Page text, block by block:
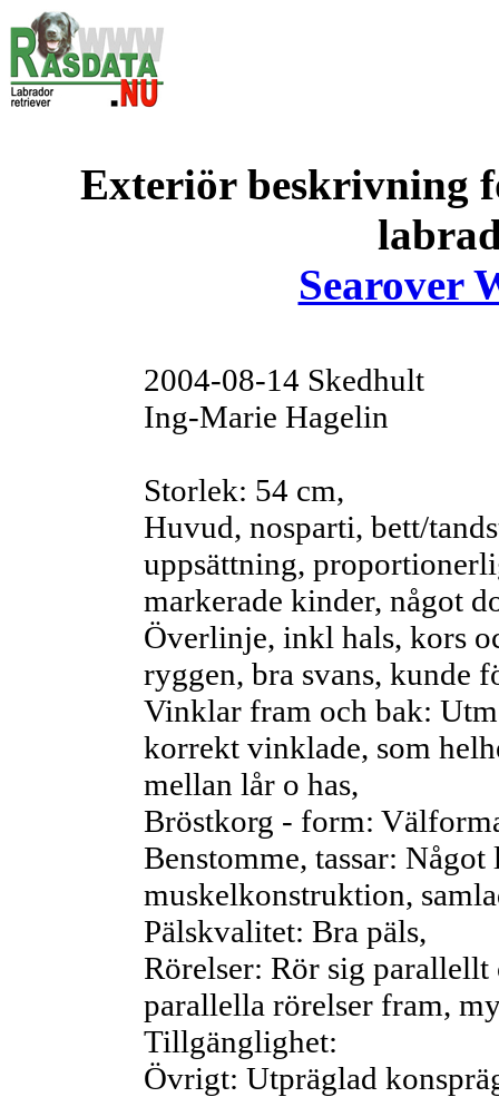
Exteriör beskrivning
Searover
2004-08-14 Skedhult
Ing-Marie Hagelin
Storlek: 54 cm,
Huvud, nosparti, bett/
uppsättning,
markerade kinder, något
Överlinje, inkl hals, kors
ryggen, bra svans, kunde
Vinklar fram och bak:
korrekt vinklade, som
mellan lår o has,
Bröstkorg - form:
Benstomme, tassar:
muskelkonstruktion,
Pälskvalitet: Bra päls,
Rörelser: Rör sig
parallella rörelser fram,
Tillgänglighet:
Övrigt: Utpräglad